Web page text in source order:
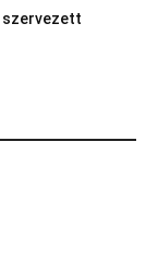
szervezett